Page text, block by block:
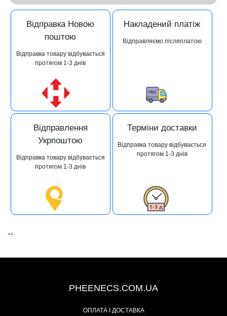
Відправка Новою
поштою
Відправка товару відбувається
протягом 1-3 днів
Накладений платіж
Відправляємо післяплатою
Відправлення
Укрпоштою
Відправка товару відбувається
протягом 1-3 днів
Терміни доставки
Відправка товару відбувається
протягом 1-3 днів
--
PHEENECS.COM.UA
ОПЛАТА І ДОСТАВКА